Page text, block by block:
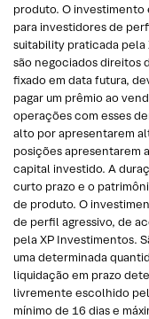
produto. O
para investidores de
suitability praticada
são negociados direitos
fixado em data futura,
pagar um prêmio ao
operações com esses
alto por apresentarem
posições apresentarem
capital investido. A
curto prazo e o
de produto. O
de perfil agressivo, de
pela XP Investimentos.
uma determinada
liquidação em prazo
livremente escolhido
mínimo de 16 dias e